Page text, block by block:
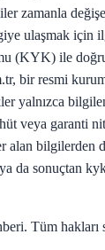
zamanla
ulaşmak için
(KYK) ile
bir resmi
yalnızca
veya garanti
alan bilgilerden
da sonuçtan
Tüm hakları